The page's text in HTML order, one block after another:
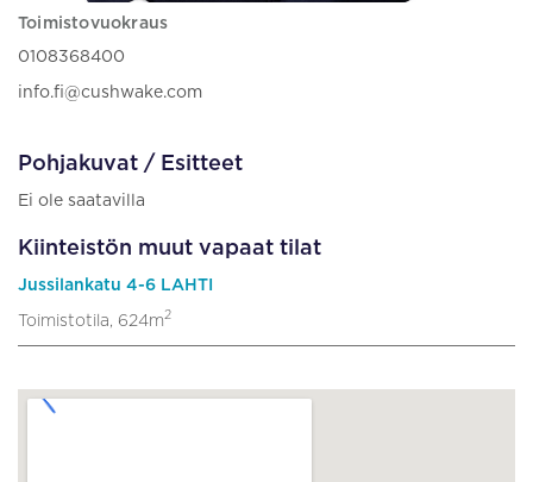
Toimistovuokraus
0108368400
info.fi@cushwake.com
Pohjakuvat / Esitteet
Ei ole saatavilla
Kiinteistön muut vapaat tilat
Jussilankatu 4-6 LAHTI
Toimistotila, 624m2